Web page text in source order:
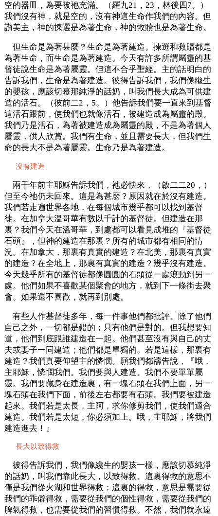
空的器皿，為要被祂充滿。（羅九21，23，林後四7。）
我們沒有神，就是空的，沒有神這生命作我們的內容。但
讚美主，神的揀選是為著生命，神的救贖也是為著生命。
但生命是為著甚麼？生命是為著建造。揀選和救贖都是
為著生命，而生命是為著建造。今天有許多所謂屬靈的基
督徒說生命是為著屬靈。但這不合乎聖經。主的話明白的
告訴我們，生命是為著建造。彼得告訴我們，我們像纔生
的嬰孩，應該切慕那純淨的話奶，叫我們長大成為可供建
造的活石。（彼前二2，5。）他告訴我們要一直來到基督
這活石跟前，使我們也就像活石，被建造成為屬靈的殿。
我們乃是活石，為著被建造成為屬靈的殿，不是為著個人
屬靈，供人欣賞。我們有生命，並且需要長大，但我們生
命的長大不是為著屬靈。生命乃是為著建造。
沒有建造
兩千年前主耶穌告訴我們，祂必快來，（啟二二20，）
但至今祂仍未回來。這是為甚麼？原因就在於沒有建造。
我們若走遍世界各地，在每個城市幾乎都可以找到基督
徒。在加拿大溫哥華有數以千計的基督徒。但建造在那
裏？我們今天在溫哥華，到處都可以看見成堆的『基督徒
石頭』，但神的建造在那裏？所有的城市都有相同的情
況。在加拿大，那裏有真實的建造？在北美，那裏有真實
的建造？在全地上，那裏有真實的建造？幾乎沒有建造。
今天幾乎所有的基督徒都像圓圓的石頭從一處滾動到另一
處。他們如果不喜歡某個聚會的地方，就到下一條街去聚
會。如果還不喜歡，就再到別處。
有些人作基督徒多年，每一件事他們都批評。除了他們
自己之外，一切都是錯的；只有他們是對的。但我想要知
道，他們到底跟誰建造在一起。他們甚至沒有與自己的丈
夫或妻子一同建造；他們都是單獨的。若是這樣，那裏有
建造？我們真要仰望主的憐憫。願我們都禱告說，『哦，
主耶穌，憐憫我們。我們要與人建造。我們不要單單屬
靈。我們要藏身在建造裏，有一塊石頭在我們上面，另一
塊石頭在我們下面，前後左右都要有石頭。我們要被建造
起來。我們若是太長，主阿，求你修剪我們，使我們適合
建造。我們若是太短，你必須加上。哦，主耶穌，將我們
建造進去！』
長大以致得救
彼得告訴我們，我們像纔生的嬰孩一樣，應該切慕純淨
的話奶，叫我們靠此長大，以致得救。這裏得救的意思不
僅是我們從火湖和世界得救；這裏的得救，意思是需要從
我們的乖僻得救，需要從我們的個性得救，需要從我們的
脾氣得救，也需要從我們的習慣得救。不然，我們就永遠